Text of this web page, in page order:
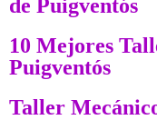
de Puigventós
10 Mejores
Puigventós
Taller